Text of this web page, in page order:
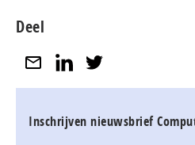
Deel
Inschrijven nieuwsbrief